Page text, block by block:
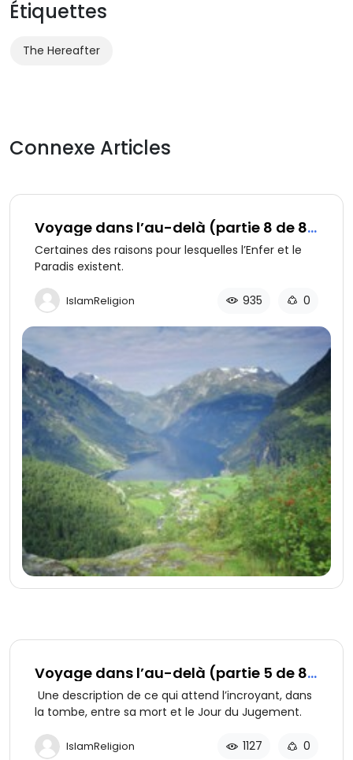
Étiquettes
The Hereafter
Connexe Articles
Voyage dans l’au-delà (partie 8 de 8):
Conclusion
Certaines des raisons pour lesquelles l’Enfer et le
Paradis existent.
IslamReligion 935 0
Voyage dans l’au-delà (partie 5 de 8):
L’incroyant dans la tombe
Une description de ce qui attend l’incroyant, dans
la tombe, entre sa mort et le Jour du Jugement.
IslamReligion 1127 0